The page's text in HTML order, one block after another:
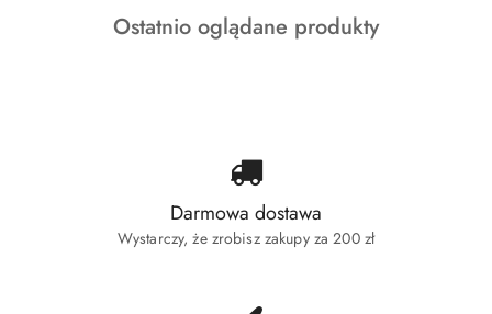
statusie:
Produkty
Ostatnio oglądane produkty
Darmowa dostawa
Wystarczy, że zrobisz zakupy za 200 zł